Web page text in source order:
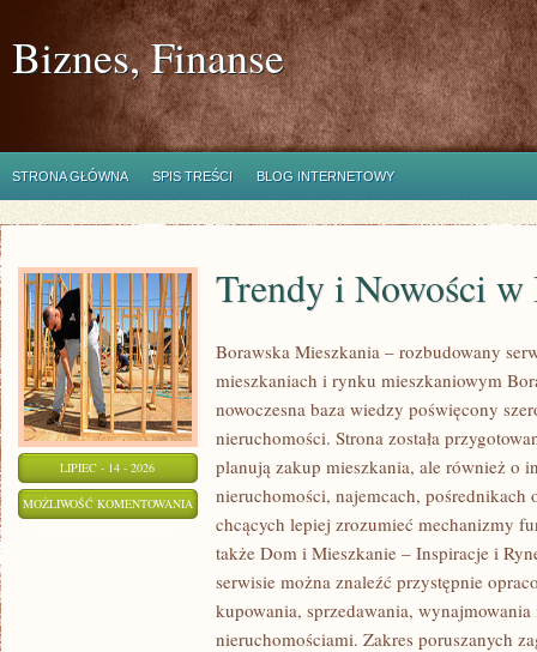
Biznes, Finanse
STRONA GŁÓWNA SPIS TREŚCI BLOG INTERNETOWY
LIPIEC - 14 - 2026
MOŻLIWOŚĆ KOMENTOWANIA TRENDY
NOWOŚCI
BRANŻY
Trendy i Nowości w
Borawska Mieszkania – rozbudowany
mieszkaniach i rynku mieszkaniowym
nowoczesna baza wiedzy poświęcony
nieruchomości. Strona została
planują zakup mieszkania, ale również o
nieruchomości, najemcach,
chcących lepiej zrozumieć mechanizmy
także Dom i Mieszkanie – Inspiracje i
serwisie można znaleźć przystępnie
kupowania, sprzedawania, wynajmowania
nieruchomościami. Zakres poruszanych